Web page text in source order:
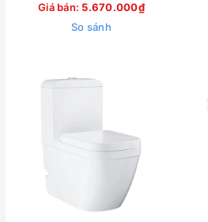
Giá bán: 5.670.000₫
So sánh